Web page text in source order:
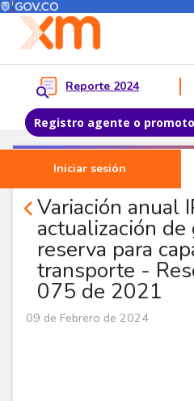
Pasar al contenido principal
Menú del Usuario
Reporte 2024
Registro agente o
Iniciar sesión
Variación anual
actualización de
reserva para
transporte -
075 de 2021
Noticias Agentes
09 de Febrero de 2024